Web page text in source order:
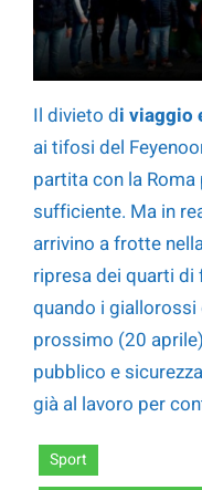
Il divieto di viaggio
ai tifosi del
partita con la
sufficiente. Ma in
arrivino a frotte
ripresa dei quarti di
quando i
prossimo (20
pubblico e
già al lavoro per
Sport